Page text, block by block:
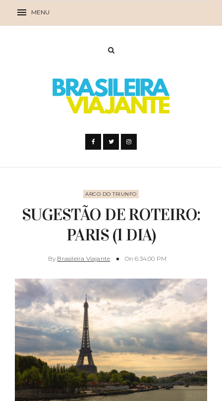
ARCO DO TRIUNFO
SUGESTÃO DE ROTEIRO:
PARIS (1 DIA)
By Brasileira Viajante On 6:34:00 PM